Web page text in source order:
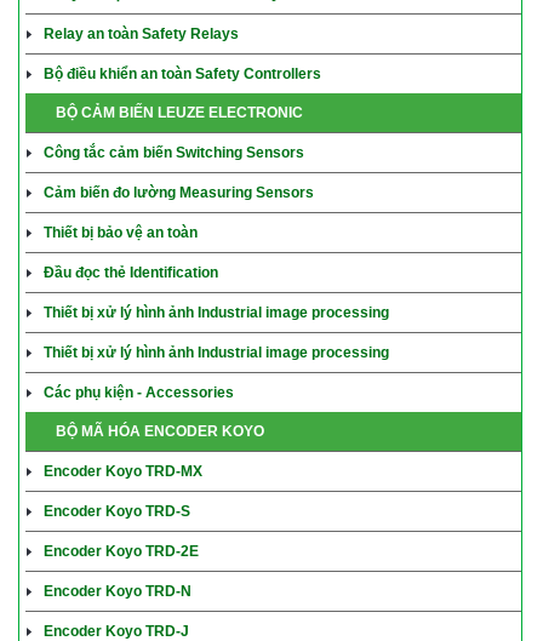
Relay an toàn Safety Relays
Bộ điều khiển an toàn Safety Controllers
BỘ CẢM BIẾN LEUZE ELECTRONIC
Công tắc cảm biến Switching Sensors
Cảm biến đo lường Measuring Sensors
Thiết bị bảo vệ an toàn
Đầu đọc thẻ Identification
Thiết bị xử lý hình ảnh Industrial image processing
Thiết bị xử lý hình ảnh Industrial image processing
Các phụ kiện - Accessories
BỘ MÃ HÓA ENCODER KOYO
Encoder Koyo TRD-MX
Encoder Koyo TRD-S
Encoder Koyo TRD-2E
Encoder Koyo TRD-N
Encoder Koyo TRD-J